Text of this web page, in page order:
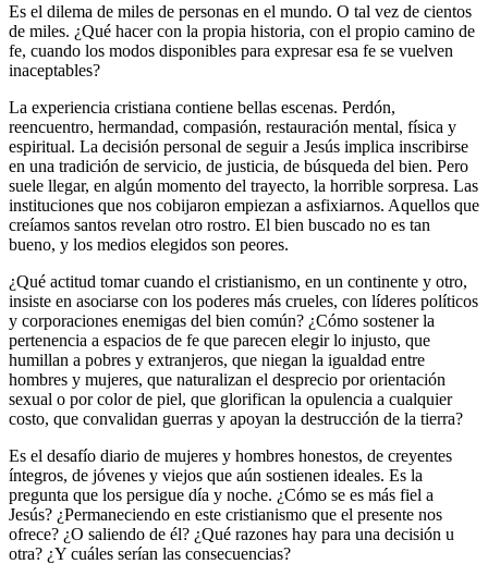
Es el dilema de miles de personas en el mundo. O tal vez de cientos
de miles. ¿Qué hacer con la propia historia, con el propio camino de
fe, cuando los modos disponibles para expresar esa fe se vuelven
inaceptables?
La experiencia cristiana contiene bellas escenas. Perdón,
reencuentro, hermandad, compasión, restauración mental, física y
espiritual. La decisión personal de seguir a Jesús implica inscribirse
en una tradición de servicio, de justicia, de búsqueda del bien. Pero
suele llegar, en algún momento del trayecto, la horrible sorpresa. Las
instituciones que nos cobijaron empiezan a asfixiarnos. Aquellos que
creíamos santos revelan otro rostro. El bien buscado no es tan
bueno, y los medios elegidos son peores.
¿Qué actitud tomar cuando el cristianismo, en un continente y otro,
insiste en asociarse con los poderes más crueles, con líderes políticos
y corporaciones enemigas del bien común? ¿Cómo sostener la
pertenencia a espacios de fe que parecen elegir lo injusto, que
humillan a pobres y extranjeros, que niegan la igualdad entre
hombres y mujeres, que naturalizan el desprecio por orientación
sexual o por color de piel, que glorifican la opulencia a cualquier
costo, que convalidan guerras y apoyan la destrucción de la tierra?
Es el desafío diario de mujeres y hombres honestos, de creyentes
íntegros, de jóvenes y viejos que aún sostienen ideales. Es la
pregunta que los persigue día y noche. ¿Cómo se es más fiel a
Jesús? ¿Permaneciendo en este cristianismo que el presente nos
ofrece? ¿O saliendo de él? ¿Qué razones hay para una decisión u
otra? ¿Y cuáles serían las consecuencias?